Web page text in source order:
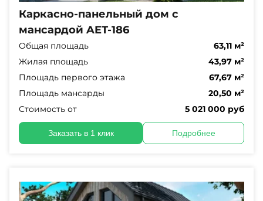
Каркасно-панельный дом с
мансардой AET-186
Общая площадь
63,11 м²
Жилая площадь
43,97 м²
Площадь первого этажа
67,67 м²
Площадь мансарды
20,50 м²
Стоимость от
5 021 000 руб
Заказать в 1 клик Подробнее